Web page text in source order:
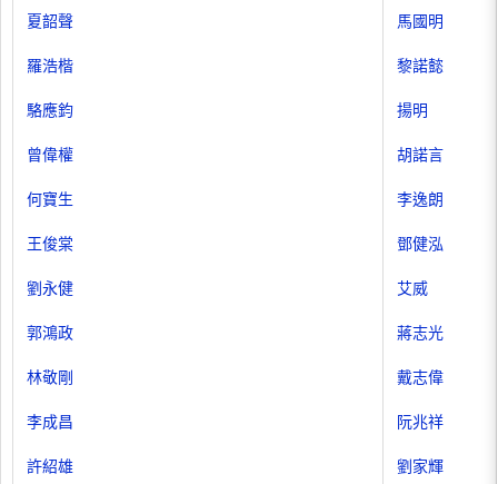
夏韶聲
羅浩楷
駱應鈞
曾偉權
何寶生
王俊棠
劉永健
郭鴻政
林敬剛
李成昌
許紹雄
馬國明
黎諾懿
揚明
胡諾言
李逸朗
鄧健泓
艾威
蔣志光
戴志偉
阮兆祥
劉家輝